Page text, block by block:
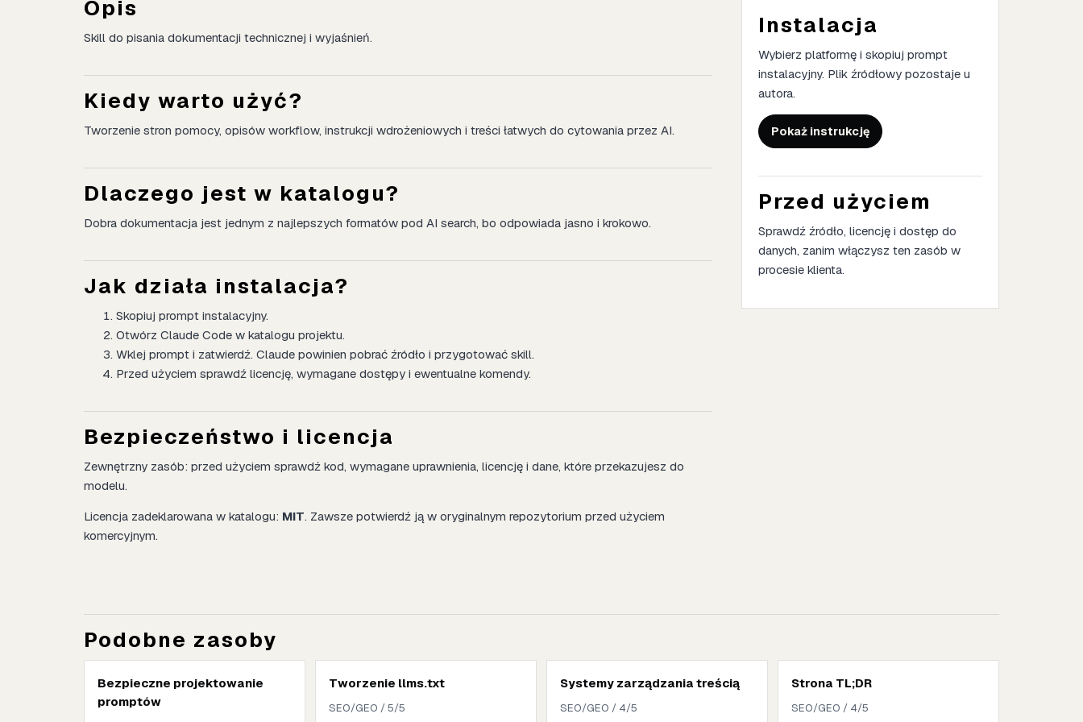
Opis
Skill do pisania dokumentacji technicznej i wyjaśnień.
Kiedy warto użyć?
Tworzenie stron pomocy, opisów workflow, instrukcji wdrożeniowych i treści łatwych do cytowania przez AI.
Dlaczego jest w katalogu?
Dobra dokumentacja jest jednym z najlepszych formatów pod AI search, bo odpowiada jasno i krokowo.
Jak działa instalacja?
Skopiuj prompt instalacyjny.
Otwórz Claude Code w katalogu projektu.
Wklej prompt i zatwierdź. Claude powinien pobrać źródło i przygotować skill.
Przed użyciem sprawdź licencję, wymagane dostępy i ewentualne komendy.
Bezpieczeństwo i licencja
Zewnętrzny zasób: przed użyciem sprawdź kod, wymagane uprawnienia, licencję i dane, które przekazujesz do
modelu.
Licencja zadeklarowana w katalogu: MIT. Zawsze potwierdź ją w oryginalnym repozytorium przed użyciem
komercyjnym.
Instalacja
Wybierz platformę i skopiuj prompt
instalacyjny. Plik źródłowy pozostaje u
autora.
Pokaż instrukcję
Przed użyciem
Sprawdź źródło, licencję i dostęp do
danych, zanim włączysz ten zasób w
procesie klienta.
Podobne zasoby
Bezpieczne projektowanie
promptów
Tworzenie llms.txt
SEO/GEO / 5/5
Systemy zarządzania treścią
SEO/GEO / 4/5
Strona TL;DR
SEO/GEO / 4/5